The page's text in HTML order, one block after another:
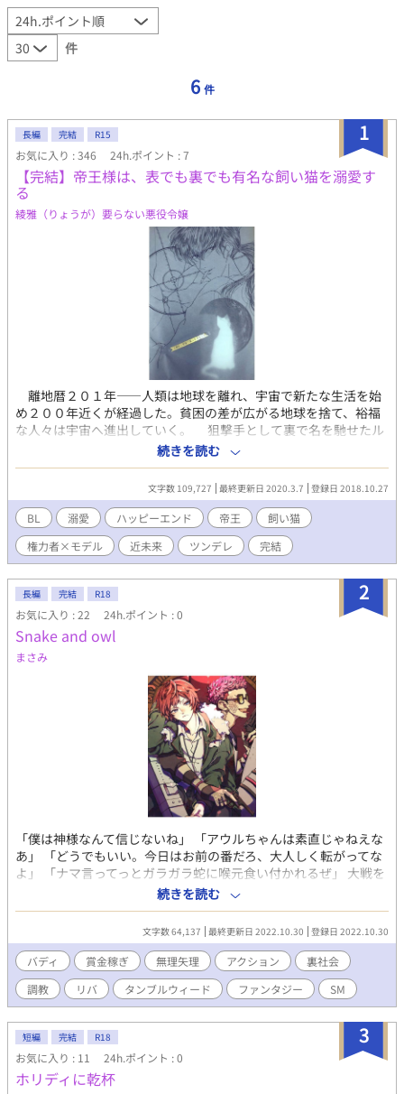
件
6 件
1
長編 完結 R15
お気に入り : 346 24h.ポイント : 7
【完結】帝王様は、表でも裏でも有名な飼い猫を溺愛す
る
綾雅（りょうが）要らない悪役令嬢
離地暦２０１年――人類は地球を離れ、宇宙で新たな生活を始
め２００年近くが経過した。貧困の差が広がる地球を捨て、裕福
な人々は宇宙へ進出していく。 狙撃手として裏で名を馳せたル
ーイは、地球での狙撃の帰りに公安に拘束された。逃走経路を疎
かにした結果だ。表では一流モデルとして有名な青年が裏路地で
保護される、滅多にない事態に公安は彼を疑うが……。 表も裏
もひっくるめてルーイの『飼い主』である権力者リューアは公安
からの問い合わせに対し、彼の保護と称した強制連行を指示す
る。 権力者一族の争いに巻き込まれるルーイと、ひたすらに彼
に甘いリューアの愛の行方は？ 【重複投稿】エブリスタ、アルフ
ァポリス、小説家になろう 【注意】※印は性的表現有ります
続きを読む
文字数 109,727 最終更新日 2020.3.7 登録日 2018.10.27
BL 溺愛 ハッピーエンド 帝王
飼い猫
権力者×モデル
近未来 ツンデレ 完結
2
長編 完結 R18
お気に入り : 22 24h.ポイント : 0
Snake and owl
まさみ
「僕は神様なんて信じないね」 「アウルちゃんは素直じゃねえな
あ」 「どうでもいい。今日はお前の番だろ、大人しく転がってな
よ」 「ナマ言ってっとガラガラ蛇に喉元食い付かれるぜ」 大戦を
経て文明が後退した未来のアメリカ。 ドラッグと暴力、あらゆる
犯罪が蔓延し、ミュータントへの差別も吹き荒れる世界におい
て、神を信じないナイトアウルは反十字（ペトロクロス）をさ
げ、スナイパーライフルで賞金首を狩り尽くす。 ■ハイテンショ
ン女好き戦闘狂、俺様攻めミュータント×女子供に優しく悪党に
容赦ない、慇懃無礼なジャンキー狙撃手（リバ） ■NL描写ありま
す。 ■「タンブルウィード」親世代の過去編です。メインは神父
と呉。登場人物は一部共通しています。
続きを読む
文字数 64,137 最終更新日 2022.10.30 登録日 2022.10.30
バディ 賞金稼ぎ 無理矢理 アクション
裏社会
調教
リバ タンブルウィード ファンタジー SM
3
短編 完結 R18
お気に入り : 11 24h.ポイント : 0
ホリディに乾杯